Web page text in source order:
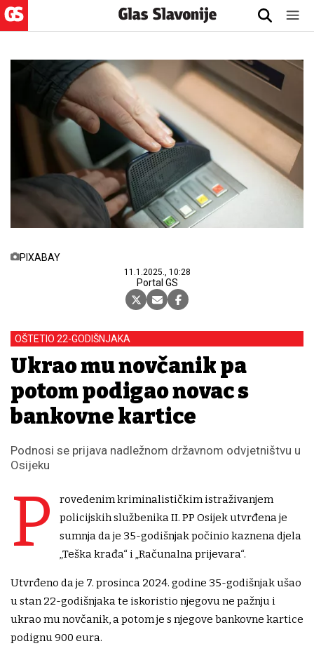
PIXABAY
11.1.2025., 10:28
Portal GS
OŠTETIO 22-GODIŠNJAKA
Ukrao mu novčanik pa
potom podigao novac s
bankovne kartice
Podnosi se prijava nadležnom državnom odvjetništvu u
Osijeku
P
rovedenim kriminalističkim istraživanjem
policijskih službenika II. PP Osijek utvrđena je
sumnja da je 35-godišnjak počinio kaznena djela
„Teška krađa“ i „Računalna prijevara“.
Utvrđeno da je 7. prosinca 2024. godine 35-godišnjak ušao
u stan 22-godišnjaka te iskoristio njegovu ne pažnju i
ukrao mu novčanik, a potom je s njegove bankovne kartice
podignu 900 eura.